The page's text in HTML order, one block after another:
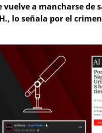
vuelve a mancharse de
lo señala por el